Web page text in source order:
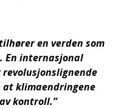
en verden som
En internasjonal
klimaendringene
kontroll.”